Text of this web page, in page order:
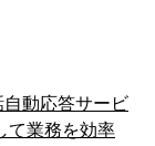
動応答サービ
て業務を効率